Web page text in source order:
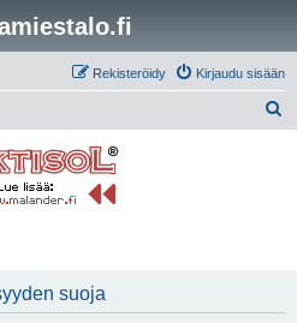
Kirjaudu sisään
Rekisteröidy
suoja